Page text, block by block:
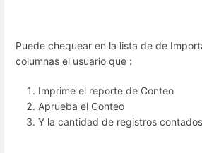
Puede chequear en la lista de de
columnas el usuario que :
Imprime el reporte de Conteo
Aprueba el Conteo
Y la cantidad de registros